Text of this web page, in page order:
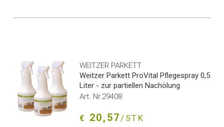
WEITZER PARKETT
Weitzer Parkett ProVital Pflegespray 0,5
Liter - zur partiellen Nachölung
Art. Nr.29408
€ 20,57/STK